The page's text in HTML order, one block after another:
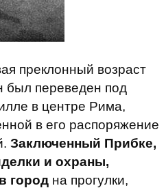
преклонный возраст
был переведен под
в центре Рима,
в его распоряжение
Заключенный Прибке,
и охраны,
город на прогулки,